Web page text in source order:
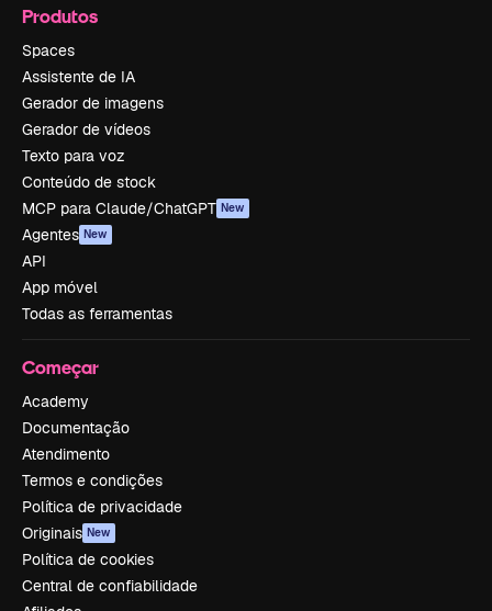
Produtos
Spaces
Assistente de IA
Gerador de imagens
Gerador de vídeos
Texto para voz
Conteúdo de stock
MCP para Claude/ChatGPT New
Agentes New
API
App móvel
Todas as ferramentas
Começar
Academy
Documentação
Atendimento
Termos e condições
Política de privacidade
Originais New
Política de cookies
Central de confiabilidade